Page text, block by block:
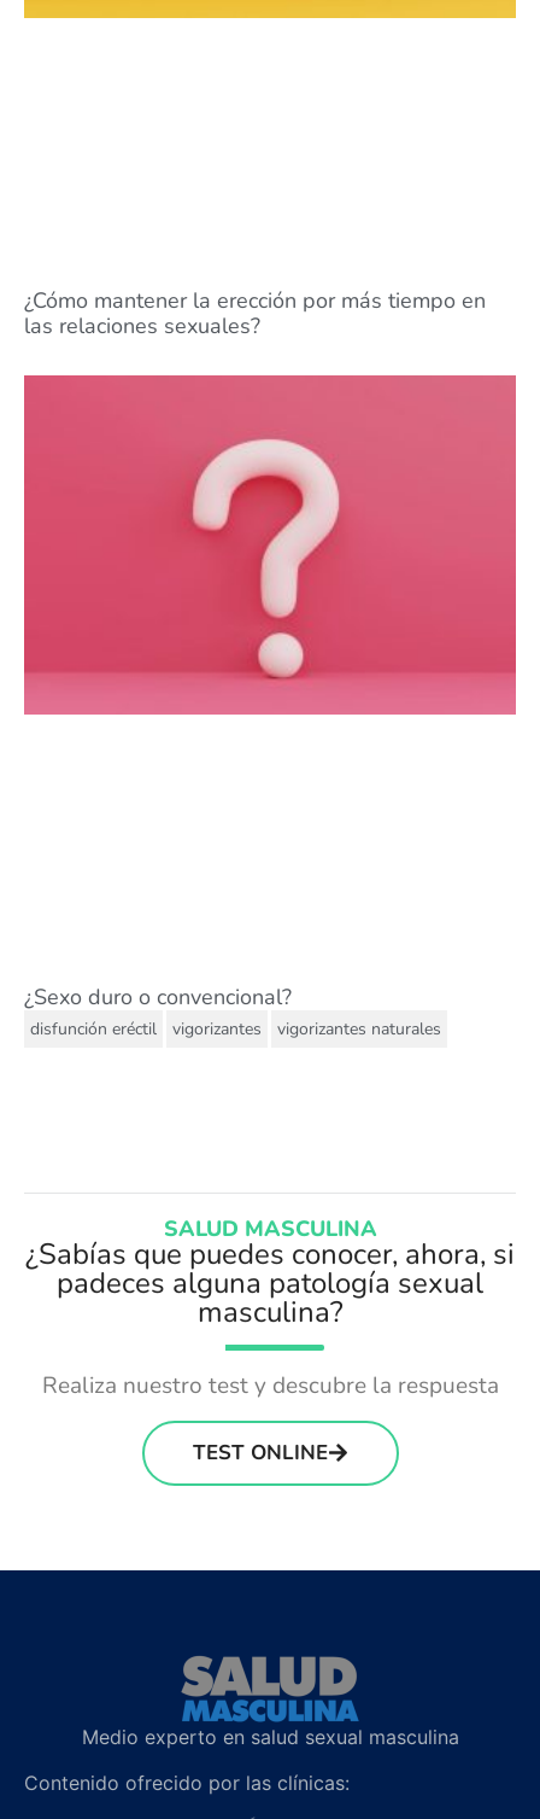
¿Cómo mantener la erección por más tiempo en
las relaciones sexuales?
¿Sexo duro o convencional?
disfunción eréctil vigorizantes vigorizantes naturales
SALUD MASCULINA
¿Sabías que puedes conocer, ahora, si
padeces alguna patología sexual
masculina?
Realiza nuestro test y descubre la respuesta
TEST ONLINE
Medio experto en salud sexual masculina
Contenido ofrecido por las clínicas: